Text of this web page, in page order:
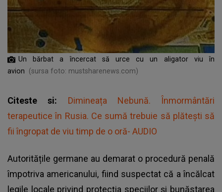
Un bărbat a încercat să urce cu un aligator viu în
avion
(sursa foto: mustsharenews.com)
Citeste si: Dimineața Nebună. Înmormântări
terapeutice în Rusia. Ce sumă trebuie să plătești să
fii îngropat de viu timp de o oră- AUDIO
Autoritățile germane au demarat o procedură penală
împotriva americanului, fiind suspectat că a încălcat
legile locale privind protecția speciilor și bunăstarea